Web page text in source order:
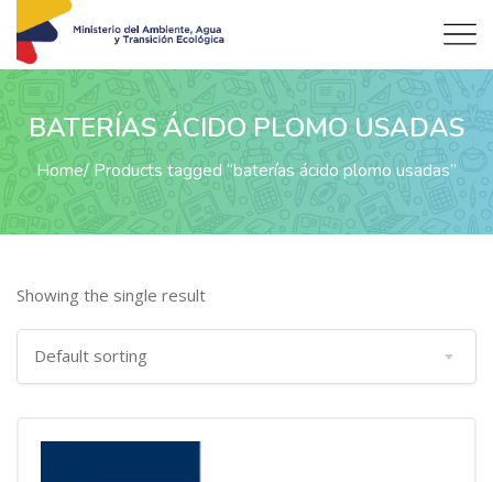
BATERÍAS ÁCIDO PLOMO USADAS
Home Products tagged “baterías ácido plomo usadas”
Showing the single result